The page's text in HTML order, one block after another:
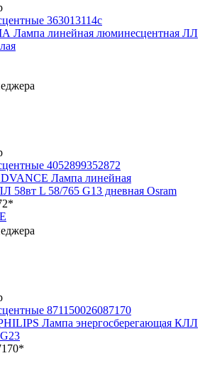
Лампа линейная люминесцентная ЛЛ
Лампа линейная
58вт L 58/765 G13 дневная Osram
Лампа энергосберегающая КЛЛ